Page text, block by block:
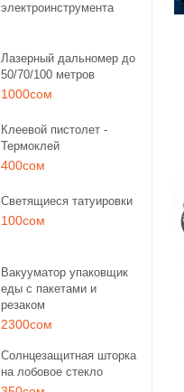
электроинструмента
Лазерный дальномер до
50/70/100 метров
1000сом
Клеевой пистолет -
Термоклей
400сом
Светящиеся татуировки
100сом
Вакууматор упаковщик
еды с пакетами и
резаком
2300сом
Солнцезащитная шторка
на лобовое стекло